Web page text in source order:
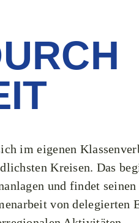
im eigenen
Kreisen. Das
und findet
von delegierten